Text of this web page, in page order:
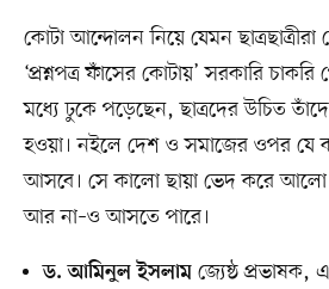
কোটা আন্দোলন নিয়ে যেমন
‘প্রশ্নপত্র ফাঁসের কোটায়’ সরকারি চাকরি
মধ্যে ঢুকে পড়েছেন, ছাত্রদের উচিত
হওয়া। নইলে দেশ ও সমাজের ওপর যে
আসবে। সে কালো ছায়া ভেদ করে
আর না–ও আসতে পারে।
ড. আমিনুল ইসলামজ্যেষ্ঠ প্রভাষক,